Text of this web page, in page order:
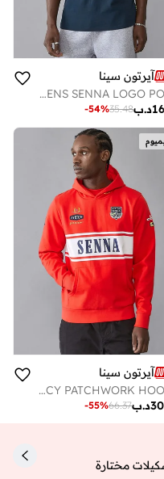
آيرتون سينا
AS FW MENS SENNA LOGO POLO
د.ب35.48
-54%
آيرتون سينا
AS FW MENS LEGACY PATCHWORK HOODY
د.ب66.37
-55%